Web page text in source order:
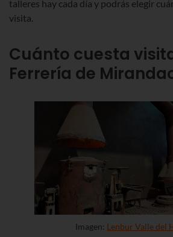
talleres hay cada día y podrás elegir
visita.
Cuánto cuesta
Ferrería de
Imagen: Lenbur Valle del